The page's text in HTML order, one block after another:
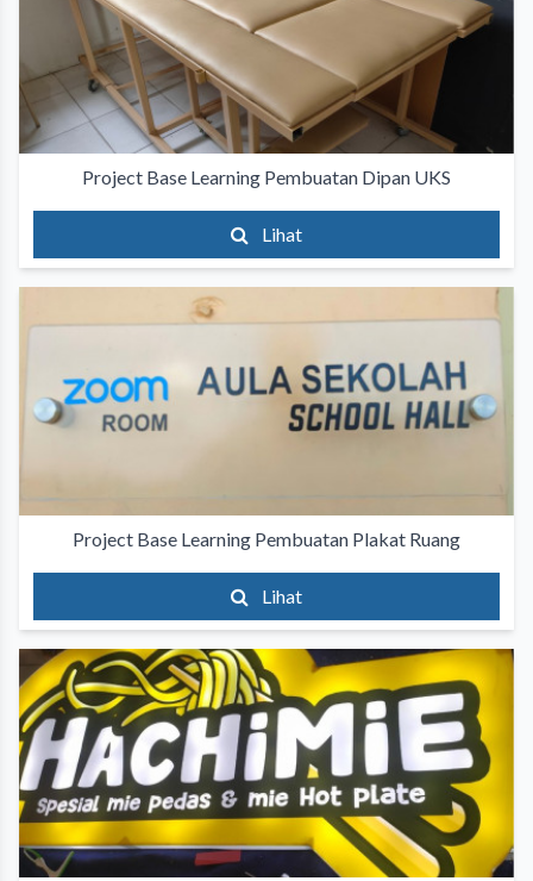
Project Base Learning Pembuatan Dipan UKS
Lihat
Project Base Learning Pembuatan Plakat Ruang
Lihat